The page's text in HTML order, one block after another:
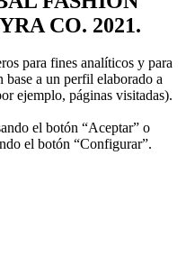
CO. 2021.
para fines analíticos y para
base a un perfil elaborado a
ejemplo, páginas visitadas).
el botón “Aceptar” o
el botón “Configurar”.